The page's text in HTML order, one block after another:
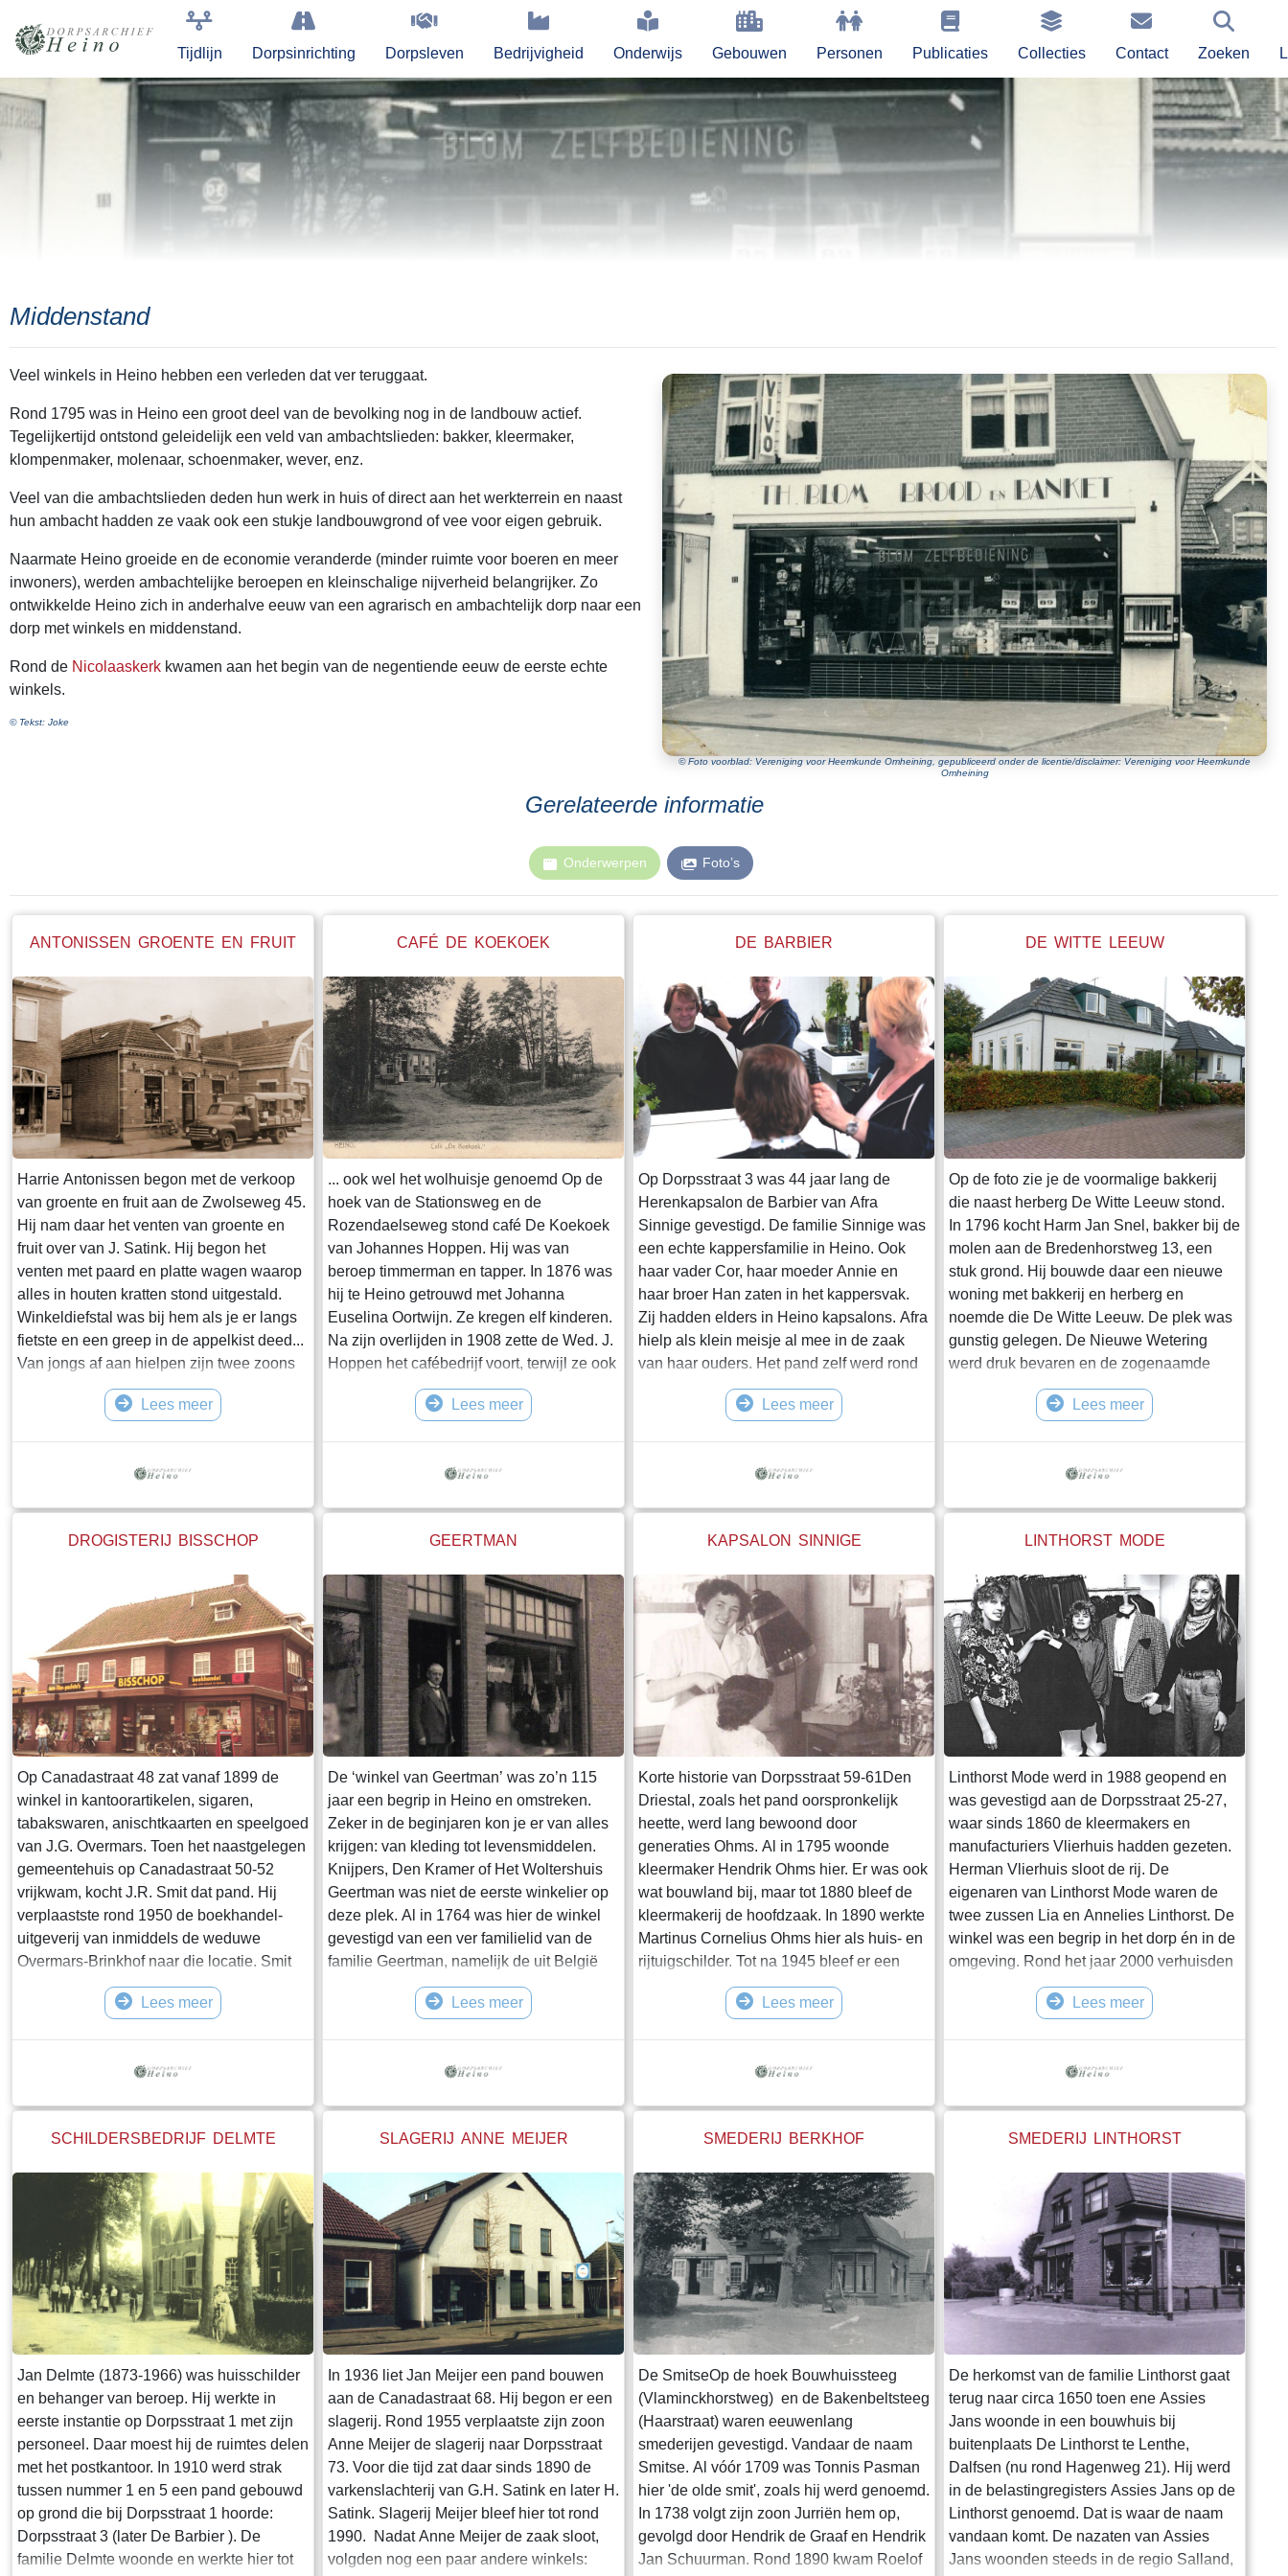
Tijdlijn Dorpsinrichting Dorpsleven Bedrijvigheid Onderwijs Gebouwen Personen Publicaties Collecties Contact Zoeken
Middenstand
© Foto voorblad: Vereniging voor Heemkunde Omheining, gepubliceerd onder de licentie/disclaimer: Vereniging voor Heemkunde
Omheining
Veel winkels in Heino hebben een verleden dat ver teruggaat.
Rond 1795 was in Heino een groot deel van de bevolking nog in de landbouw actief.
Tegelijkertijd ontstond geleidelijk een veld van ambachtslieden: bakker, kleermaker,
klompenmaker, molenaar, schoenmaker, wever, enz.
Veel van die ambachtslieden deden hun werk in huis of direct aan het werkterrein en naast
hun ambacht hadden ze vaak ook een stukje landbouwgrond of vee voor eigen gebruik.
Naarmate Heino groeide en de economie veranderde (minder ruimte voor boeren en meer
inwoners), werden ambachtelijke beroepen en kleinschalige nijverheid belangrijker. Zo
ontwikkelde Heino zich in anderhalve eeuw van een agrarisch en ambachtelijk dorp naar een
dorp met winkels en middenstand.
Rond de Nicolaaskerk kwamen aan het begin van de negentiende eeuw de eerste echte
winkels.
© Tekst: Joke
Gerelateerde informatie
Onderwerpen Foto’s
ANTONISSEN GROENTE EN FRUIT
Harrie Antonissen begon met de verkoop
van groente en fruit aan de Zwolseweg 45.
Hij nam daar het venten van groente en
fruit over van J. Satink. Hij begon het
venten met paard en platte wagen waarop
alles in houten kratten stond uitgestald.
Winkeldiefstal was bij hem als je er langs
fietste en een greep in de appelkist deed...
Van jongs af aan hielpen zijn twee zoons
Gerard en Jan hun vader al met zijn
ventwijk in Heino. In 1953 opende hij een
zelfbedieningszaak die was aangesloten
Lees meer
CAFÉ DE KOEKOEK
... ook wel het wolhuisje genoemd Op de
hoek van de Stationsweg en de
Rozendaelseweg stond café De Koekoek
van Johannes Hoppen. Hij was van
beroep timmerman en tapper. In 1876 was
hij te Heino getrouwd met Johanna
Euselina Oortwijn. Ze kregen elf kinderen.
Na zijn overlijden in 1908 zette de Wed. J.
Hoppen het cafébedrijf voort, terwijl ze ook
woonruimte verhuurde aan kostgangers.
Zij overleed in 1925 te Heino op 78-jarige
met Anna Maria Geerts. Zij waren bij zijn
Lees meer
DE BARBIER
Op Dorpsstraat 3 was 44 jaar lang de
Herenkapsalon de Barbier van Afra
Sinnige gevestigd. De familie Sinnige was
een echte kappersfamilie in Heino. Ook
haar vader Cor, haar moeder Annie en
haar broer Han zaten in het kappersvak.
Zij hadden elders in Heino kapsalons. Afra
hielp als klein meisje al mee in de zaak
van haar ouders. Het pand zelf werd rond
1910 strak tussen Dorpsstraat 1 en 5
gebouwd op een stuk grond dat hoorde bij
maar het pand werd te klein en hij
Lees meer
DE WITTE LEEUW
Op de foto zie je de voormalige bakkerij
die naast herberg De Witte Leeuw stond.
In 1796 kocht Harm Jan Snel, bakker bij de
molen aan de Bredenhorstweg 13, een
stuk grond. Hij bouwde daar een nieuwe
woning met bakkerij en herberg en
noemde die De Witte Leeuw. De plek was
gunstig gelegen. De Nieuwe Wetering
werd druk bevaren en de zogenaamde
zompen (platbodems) konden hier ook
makkelijk aanleggen. Langs de Nieuwe
aftakking naar Deventer. Bovendien kwam
Lees meer
DROGISTERIJ BISSCHOP
Op Canadastraat 48 zat vanaf 1899 de
winkel in kantoorartikelen, sigaren,
tabakswaren, anischtkaarten en speelgoed
van J.G. Overmars. Toen het naastgelegen
gemeentehuis op Canadastraat 50-52
vrijkwam, kocht J.R. Smit dat pand. Hij
verplaastste rond 1950 de boekhandel-
uitgeverij van inmiddels de weduwe
Overmars-Brinkhof naar die locatie. Smit
was kassier van de Boerenleenbank en
handelde de bankzaken af vanuit zijn huis.
1960 een eigen bankgebouw aan de
Lees meer
GEERTMAN
De ‘winkel van Geertman’ was zo’n 115
jaar een begrip in Heino en omstreken.
Zeker in de beginjaren kon je er van alles
krijgen: van kleding tot levensmiddelen.
Knijpers, Den Kramer of Het Woltershuis
Geertman was niet de eerste winkelier op
deze plek. Al in 1764 was hier de winkel
gevestigd van een ver familielid van de
familie Geertman, namelijk de uit België
afkomstige Arnoldus Wolters. Hij was
koopman, winkelier in kruideniers- en
Canadastraat 16 werd eerst Knijpers en
Lees meer
KAPSALON SINNIGE
Korte historie van Dorpsstraat 59-61Den
Driestal, zoals het pand oorspronkelijk
heette, werd lang bewoond door
generaties Ohms. Al in 1795 woonde
kleermaker Hendrik Ohms hier. Er was ook
wat bouwland bij, maar tot 1880 bleef de
kleermakerij de hoofdzaak. In 1890 werkte
Martinus Cornelius Ohms hier als huis- en
rijtuigschilder. Tot na 1945 bleef er een
schildersbedrijf zonder winkel in het pand
gevestigd. In 1910 had Tinus Ohms op
adres was kapster Marta Ohms. Toen zij
Lees meer
LINTHORST MODE
Linthorst Mode werd in 1988 geopend en
was gevestigd aan de Dorpsstraat 25-27,
waar sinds 1860 de kleermakers en
manufacturiers Vlierhuis hadden gezeten.
Herman Vlierhuis sloot de rij. De
eigenaren van Linthorst Mode waren de
twee zussen Lia en Annelies Linthorst. De
winkel was een begrip in het dorp én in de
omgeving. Rond het jaar 2000 verhuisden
Annelies en Lia Linthorst hun modewinkel
naar Haarstraat 2, waar hun vader Anton
Geschenkenhuis. Medewerkster van het
Lees meer
SCHILDERSBEDRIJF DELMTE
Jan Delmte (1873-1966) was huisschilder
en behanger van beroep. Hij werkte in
eerste instantie op Dorpsstraat 1 met zijn
personeel. Daar moest hij de ruimtes delen
met het postkantoor. In 1910 werd strak
tussen nummer 1 en 5 een pand gebouwd
op grond die bij Dorpsstraat 1 hoorde:
Dorpsstraat 3 (later De Barbier ). De
familie Delmte woonde en werkte hier tot
SLAGERIJ ANNE MEIJER
In 1936 liet Jan Meijer een pand bouwen
aan de Canadastraat 68. Hij begon er een
slagerij. Rond 1955 verplaatste zijn zoon
Anne Meijer de slagerij naar Dorpsstraat
73. Voor die tijd zat daar sinds 1890 de
varkenslachterij van G.H. Satink en later H.
Satink. Slagerij Meijer bleef hier tot rond
1990. Nadat Anne Meijer de zaak sloot,
volgden nog een paar andere winkels:
SMEDERIJ BERKHOF
De SmitseOp de hoek Bouwhuissteeg
(Vlaminckhorstweg) en de Bakenbeltsteeg
(Haarstraat) waren eeuwenlang
smederijen gevestigd. Vandaar de naam
Smitse. Al vóór 1709 was Tonnis Pasman
hier 'de olde smit', zoals hij werd genoemd.
In 1738 volgt zijn zoon Jurriën hem op,
gevolgd door Hendrik de Graaf en Hendrik
Jan Schuurman. Rond 1890 kwam Roelof
SMEDERIJ LINTHORST
De herkomst van de familie Linthorst gaat
terug naar circa 1650 toen ene Assies
Jans woonde in een bouwhuis bij
buitenplaats De Linthorst te Lenthe,
Dalfsen (nu rond Hagenweg 21). Hij werd
in de belastingregisters Assies Jans op de
Linthorst genoemd. Dat is waar de naam
vandaan komt. De nazaten van Assies
Jans woonden steeds in de regio Salland,